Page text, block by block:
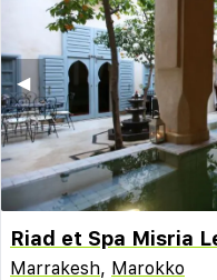
◀︎
Riad et Spa Misria
Marrakesh, Marokko